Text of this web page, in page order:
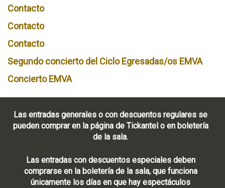
Contacto
Contacto
Contacto
Segundo concierto del Ciclo Egresadas/os EMVA
Concierto EMVA
Las entradas generales o con descuentos regulares se
pueden comprar en la página de Tickantel o en boletería
de la sala.
Las entradas con descuentos especiales deben
comprarse en la boletería de la sala, que funciona
únicamente los días en que hay espectáculos